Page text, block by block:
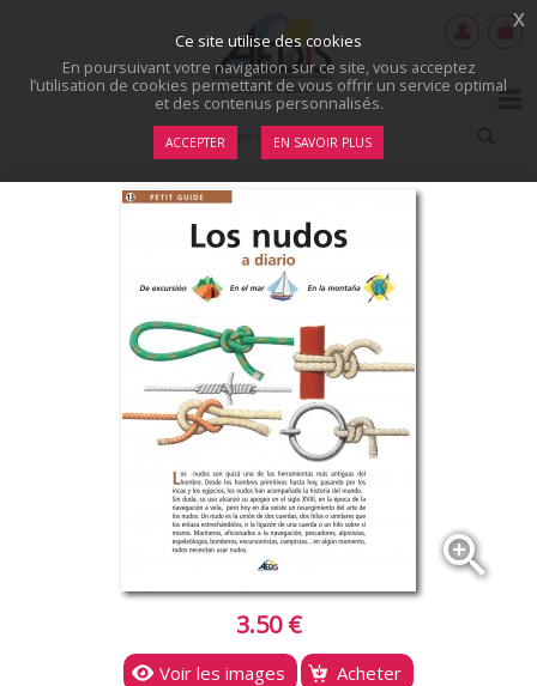
zoom_in
3.50 €
Voir les images Acheter
Ce site utilise des cookies
En poursuivant votre navigation sur ce site, vous acceptez
l’utilisation de cookies permettant de vous offrir un service optimal
et des contenus personnalisés.
ACCEPTER EN SAVOIR PLUS
x